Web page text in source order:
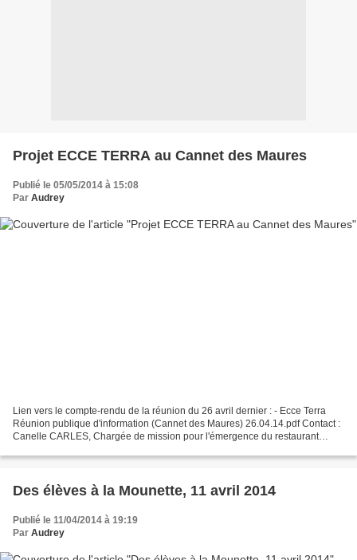
Projet ECCE TERRA au Cannet des Maures
Publié le 05/05/2014 à 15:08
Par Audrey
Lien vers le compte-rendu de la réunion du 26 avril dernier : - Ecce Terra
Réunion publique d'information (Cannet des Maures) 26.04.14.pdf Contact :
Canelle CARLES, Chargée de mission pour l'émergence du restaurant
Des élèves à la Mounette, 11 avril 2014
Publié le 11/04/2014 à 19:19
Par Audrey